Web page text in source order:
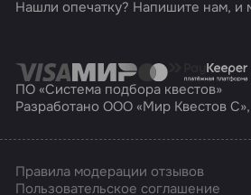
Нашли опечатку? Напишите нам, и
ПО «Система подбора квестов»
Разработано ООО «Мир Квестов
Правила модерации отзывов
Пользовательское соглашение